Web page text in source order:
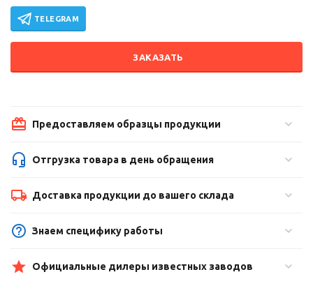
TELEGRAM
ЗАКАЗАТЬ
Предоставляем образцы продукции
Отгрузка товара в день обращения
Доставка продукции до вашего склада
Знаем специфику работы
Официальные дилеры известных заводов